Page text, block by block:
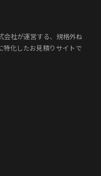
会社が運営する、規格外ね
特化したお見積りサイトで